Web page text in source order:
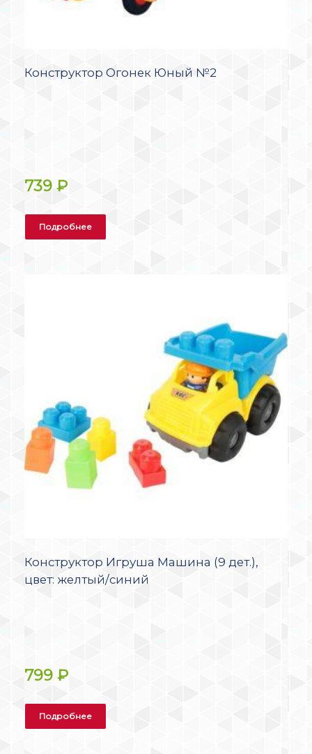
Конструктор Огонек Юный №2
739 ₽
Подробнее
Конструктор Игруша Машина (9 дет.),
цвет: желтый/синий
799 ₽
Подробнее